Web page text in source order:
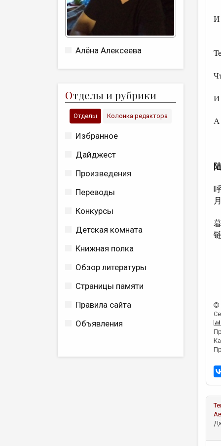
Алёна Алексеева
Отделы и рубрики
Отделы Колонка редактора
Избранное
Дайджест
Произведения
Переводы
Конкурсы
Детская комната
Книжная полка
Обзор литературы
Страницы памяти
Правила сайта
Объявления
И
И
А